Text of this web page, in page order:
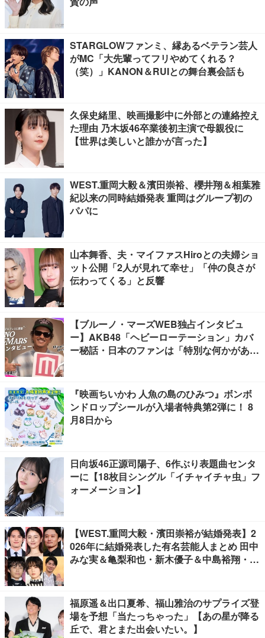
STARGLOWファンミ、縁あるベテラン芸人
がMC「大先輩ってフリやめてくれる？
（笑）」KANON＆RUIとの舞台裏会話も
久保史緒里、映画撮影中に外部との連絡控え
た理由 乃木坂46卒業後初主演で母親役に
【世界は美しいと誰かが言った】
WEST.重岡大毅＆濱田崇裕、櫻井翔＆相葉雅
紀以来の同時結婚発表 重岡はグループ初の
パパに
山本舞香、夫・マイファスHiroとの夫婦ショ
ット公開「2人が見れて幸せ」「仲の良さが
伝わってくる」と反響
【ブルーノ・マーズWEB独占インタビュ
ー】AKB48「ヘビーローテーション」カバ
ー秘話・日本のファンは「特別な何かがあ
『映画ちいかわ 人魚の島のひみつ』ボンボ
ンドロップシールが入場者特典第2弾に！ 8
月8日から
日向坂46正源司陽子、6作ぶり表題曲センタ
ーに【18枚目シングル「イチャイチャ虫」フ
ォーメーション】
【WEST.重岡大毅・濱田崇裕が結婚発表】2
026年に結婚発表した有名芸能人まとめ 田中
みな実＆亀梨和也・新木優子＆中島裕翔・川
福原遥＆出口夏希、福山雅治のサプライズ登
場を予想「当たっちゃった」【あの星が降る
丘で、君とまた出会いたい。】